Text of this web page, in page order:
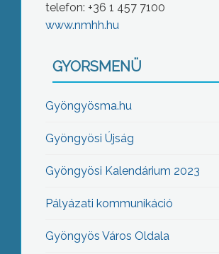
telefon: +36 1 457 7100
www.nmhh.hu
GYORSMENÜ
Gyöngyösma.hu
Gyöngyösi Újság
Gyöngyösi Kalendárium 2023
Pályázati kommunikáció
Gyöngyös Város Oldala